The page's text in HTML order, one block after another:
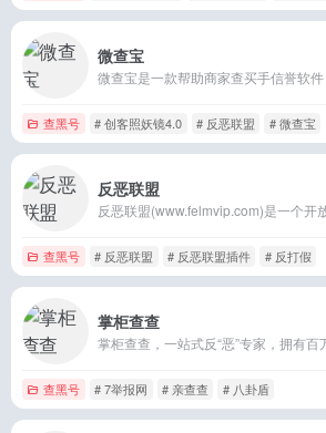
微查宝
查黑号 # 创客照妖镜4.0 # 反恶联盟 # 微查宝
反恶联盟
查黑号 # 反恶联盟 # 反恶联盟插件 # 反打假
掌柜查查
查黑号 # 7举报网 # 亲查查 # 八卦盾